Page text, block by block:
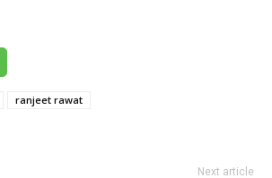
ranjeet rawat
Next article